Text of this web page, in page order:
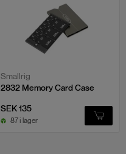
Smallrig
2832 Memory Card Case
SEK 135
87 i lager